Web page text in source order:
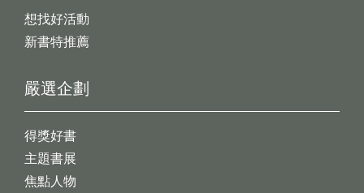
想找好活動
新書特推薦
嚴選企劃
得獎好書
主題書展
焦點人物